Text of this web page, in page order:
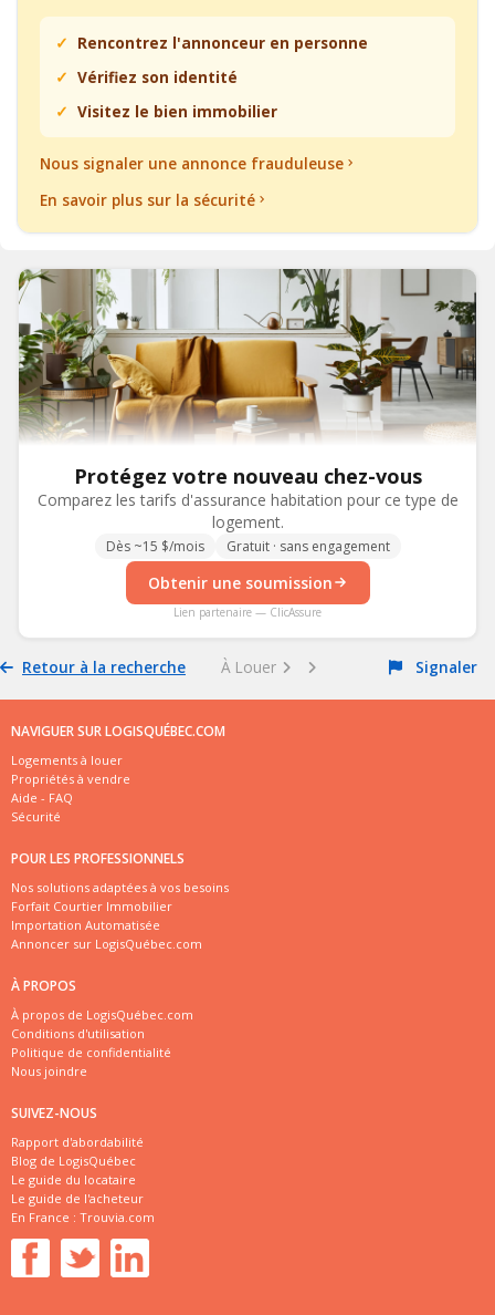
Rencontrez l'annonceur en personne
Vérifiez son identité
Visitez le bien immobilier
Nous signaler une annonce frauduleuse
En savoir plus sur la sécurité
Protégez votre nouveau chez-vous
Comparez les tarifs d'assurance habitation pour ce type de
logement.
Dès ~15 $/mois Gratuit · sans engagement
Obtenir une soumission
Lien partenaire — ClicAssure
Retour à la recherche À Louer Signaler
NAVIGUER SUR LOGISQUÉBEC.COM
Logements à louer
Propriétés à vendre
Aide - FAQ
Sécurité
POUR LES PROFESSIONNELS
Nos solutions adaptées à vos besoins
Forfait Courtier Immobilier
Importation Automatisée
Annoncer sur LogisQuébec.com
À PROPOS
À propos de LogisQuébec.com
Conditions d'utilisation
Politique de confidentialité
Nous joindre
SUIVEZ-NOUS
Rapport d'abordabilité
Blog de LogisQuébec
Le guide du locataire
Le guide de l'acheteur
En France : Trouvia.com